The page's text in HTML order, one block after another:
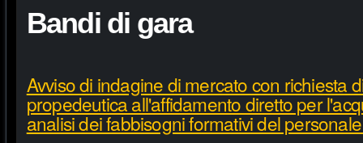
Bandi di gara
Avviso di indagine di mercato con richiesta
propedeutica all'affidamento diretto per
analisi dei fabbisogni formativi del